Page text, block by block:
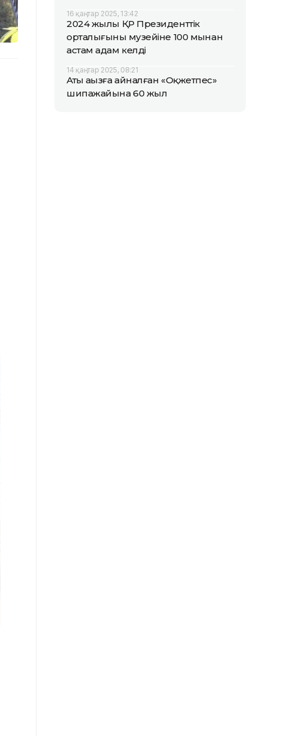
16 қаңтар 2025, 13:42
2024 жылы ҚР Президенттік
орталығының музейіне 100 мыңнан
астам адам келді
14 қаңтар 2025, 08:21
Аты аңызға айналған «Оқжетпес»
шипажайына 60 жыл